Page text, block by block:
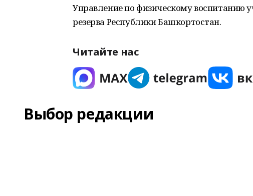
Управление по физическому воспитанию
резерва Республики Башкортостан.
Читайте нас
Выбор редакции